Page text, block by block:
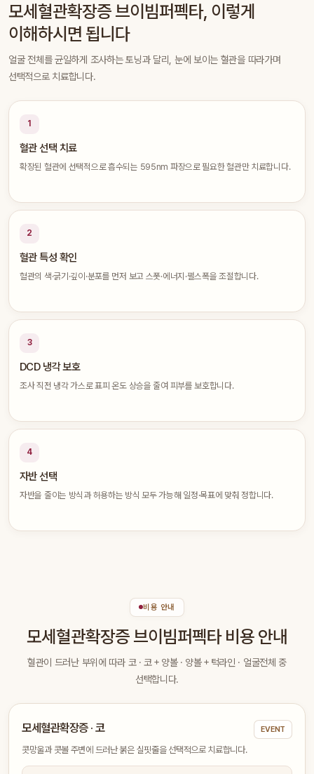
모세혈관확장증 브이빔퍼펙타, 이렇게
이해하시면 됩니다
얼굴 전체를 균일하게 조사하는 토닝과 달리, 눈에 보이는 혈관을 따라가며
선택적으로 치료합니다.
1
혈관 선택 치료
확장된 혈관에 선택적으로 흡수되는 595nm 파장으로 필요한 혈관만 치료합니다.
2
혈관 특성 확인
혈관의 색·굵기·깊이·분포를 먼저 보고 스폿·에너지·펄스폭을 조절합니다.
3
DCD 냉각 보호
조사 직전 냉각 가스로 표피 온도 상승을 줄여 피부를 보호합니다.
4
자반 선택
자반을 줄이는 방식과 허용하는 방식 모두 가능해 일정·목표에 맞춰 정합니다.
비용 안내
모세혈관확장증 브이빔퍼펙타 비용 안내
혈관이 드러난 부위에 따라 코 · 코＋양볼 · 양볼＋턱라인 · 얼굴전체 중
선택합니다.
모세혈관확장증 · 코 EVENT
콧망울과 콧볼 주변에 드러난 붉은 실핏줄을 선택적으로 치료합니다.